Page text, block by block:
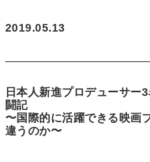
2019.05.13
日本人新進プロデューサー
闘記
〜国際的に活躍できる映画
違うのか〜